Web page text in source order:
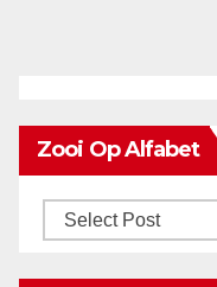
Zooi Op Alfabet